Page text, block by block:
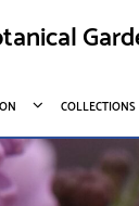
COLLECTIONS